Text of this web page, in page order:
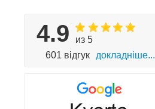
4.9
из 5
601 відгук
докладніше...